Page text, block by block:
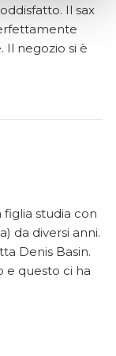
Il sax
Il negozio si è
figlia studia con
da diversi anni.
Denis Basin.
e questo ci ha